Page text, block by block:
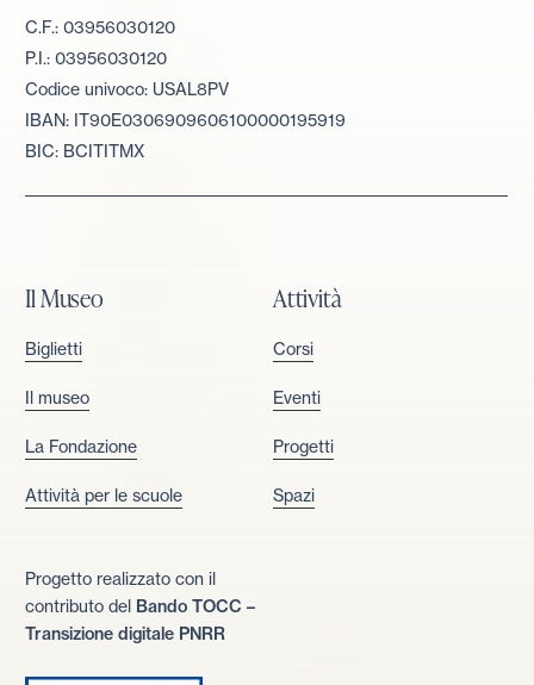
C.F.: 03956030120
P.I.: 03956030120
Codice univoco: USAL8PV
IBAN: IT90E0306909606100000195919
BIC: BCITITMX
Il Museo
Biglietti
Il museo
La Fondazione
Attività per le scuole
Attività
Corsi
Eventi
Progetti
Spazi
Progetto realizzato con il
contributo del Bando TOCC –
Transizione digitale PNRR